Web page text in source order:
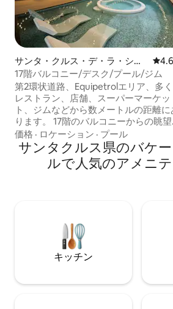
サンタ・クルス・デ・ラ・シエ
ラのマンション・アパート
レ
17階バルコニー/デスク/プール/ジム
第2環状道路、Equipetrolエリア、多
レストラン、店舗、スーパーマーケッ
ト、ジムなどから数メートルの距離に
ります。 17階のバルコニーからの眺望、
プール、ワークエリア、ジムなどの共
エリアを備えています。 アパートメン
には以下の設備が備わっています。 -
100Mbps Wi-Fi - キッチン - 洗濯機 -
験を味わうために、今すぐ予約しまし
価格 · ロケーション · プール
サンタクルス県のバケ
ルで人気のアメニ
キッチン